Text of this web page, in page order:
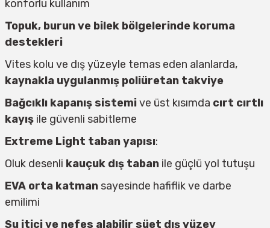
konforlu kullanım
Topuk, burun ve bilek bölgelerinde koruma
destekleri
Vites kolu ve dış yüzeyle temas eden alanlarda,
kaynakla uygulanmış poliüretan takviye
Bağcıklı kapanış sistemive üst kısımda cırt cırtlı
kayış ile güvenli sabitleme
Extreme Light taban yapısı:
Oluk desenli kauçuk dış taban ile güçlü yol tutuşu
EVA orta katman sayesinde hafiflik ve darbe
emilimi
Su itici ve nefes alabilir süet dış yüzey